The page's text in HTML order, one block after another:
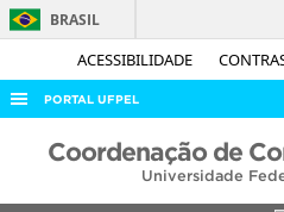
ACESSIBILIDADE
BRASIL
PORTAL UFPEL
ACESSO À INFORMAÇÃO
Coordenação de
Universidade